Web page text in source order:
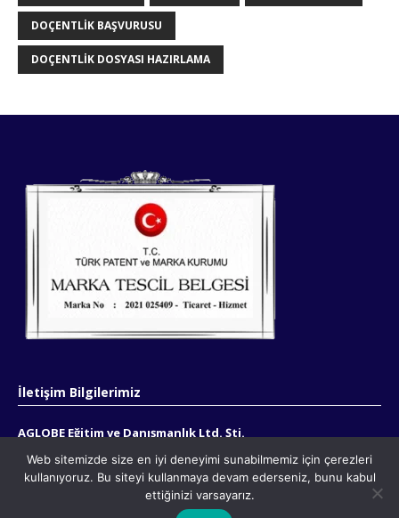
DOÇENTLIK BAŞVURUSU
DOÇENTLIK DOSYASI HAZIRLAMA
İletişim Bilgilerimiz
AGLOBE Eğitim ve Danışmanlık Ltd. Şti.
akademikdestekma@gmail.com
Web sitemizde size en iyi deneyimi sunabilmemiz için çerezleri
kullanıyoruz. Bu siteyi kullanmaya devam ederseniz, bunu kabul
ettiğinizi varsayarız.